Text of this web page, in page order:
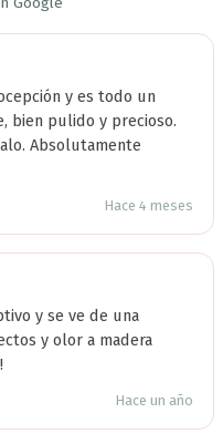
y es todo un
bien pulido y precioso.
Absolutamente
Hace 4 meses
y se ve de una
y olor a madera
Hace un año